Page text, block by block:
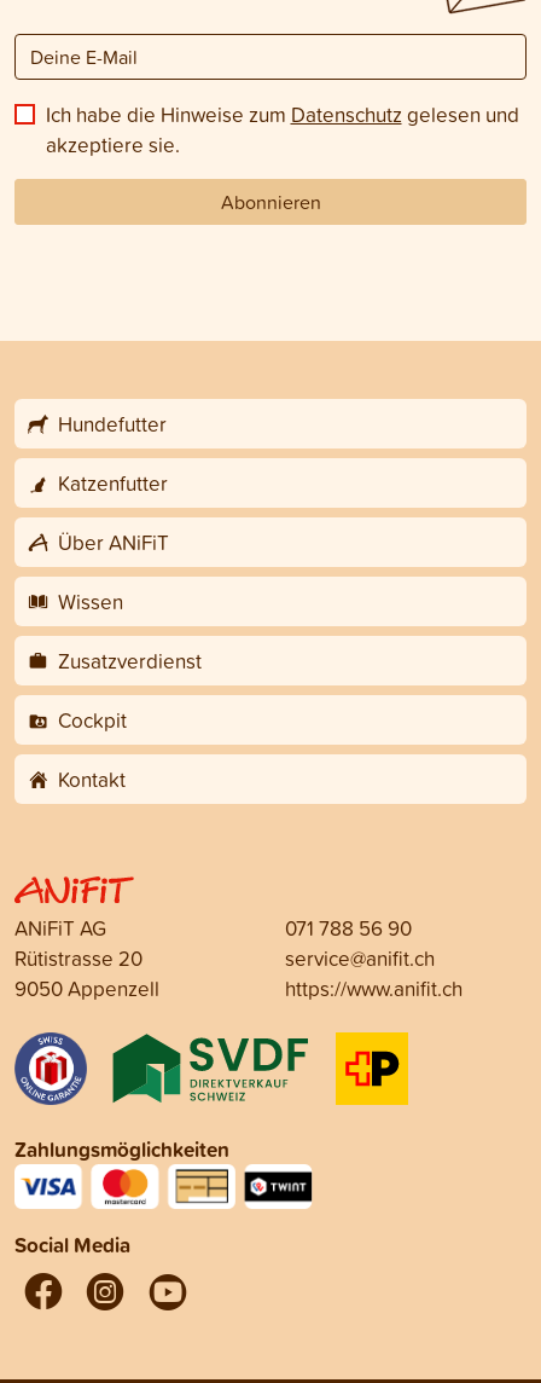
Ich habe die Hinweise zum Datenschutz gelesen und
akzeptiere sie.
Abonnieren
Hundefutter
Katzenfutter
Über ANiFiT
Wissen
Zusatzverdienst
Cockpit
Kontakt
ANiFiT AG
Rütistrasse 20
9050 Appenzell
071 788 56 90
service@anifit.ch
https://www.anifit.ch
Zahlungsmöglichkeiten
Social Media